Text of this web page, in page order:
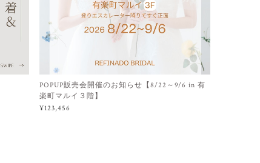
POPUP販売会開催のお知らせ【8/22～9/6 in 有
楽町マルイ３階】
¥123,456